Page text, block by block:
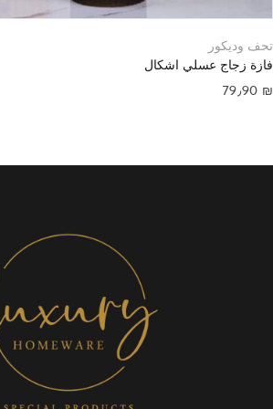
تحف وديكور
فازة زجاج عسلي اشكال
79٫90 ₪